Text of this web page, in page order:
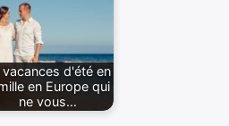
vacances d'été en
en Europe qui
ne vous…